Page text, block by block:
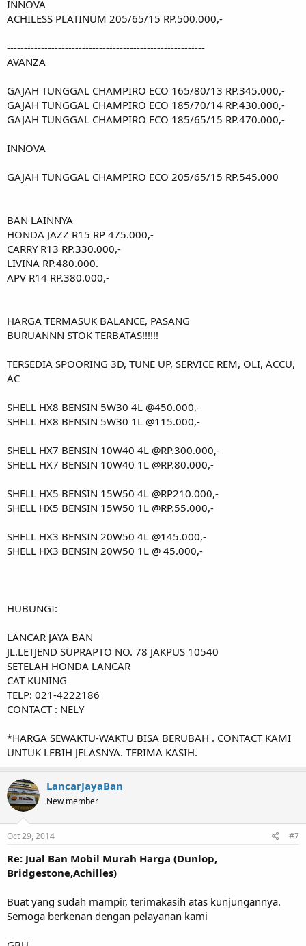
INNOVA
ACHILESS PLATINUM 205/65/15 RP.500.000,-
----------------------------------------------------------
AVANZA
GAJAH TUNGGAL CHAMPIRO ECO 165/80/13 RP.345.000,-
GAJAH TUNGGAL CHAMPIRO ECO 185/70/14 RP.430.000,-
GAJAH TUNGGAL CHAMPIRO ECO 185/65/15 RP.470.000,-
INNOVA
GAJAH TUNGGAL CHAMPIRO ECO 205/65/15 RP.545.000
BAN LAINNYA
HONDA JAZZ R15 RP 475.000,-
CARRY R13 RP.330.000,-
LIVINA RP.480.000.
APV R14 RP.380.000,-
HARGA TERMASUK BALANCE, PASANG
BURUANNN STOK TERBATAS!!!!!!
TERSEDIA SPOORING 3D, TUNE UP, SERVICE REM, OLI, ACCU,
AC
SHELL HX8 BENSIN 5W30 4L @450.000,-
SHELL HX8 BENSIN 5W30 1L @115.000,-
SHELL HX7 BENSIN 10W40 4L @RP.300.000,-
SHELL HX7 BENSIN 10W40 1L @RP.80.000,-
SHELL HX5 BENSIN 15W50 4L @RP210.000,-
SHELL HX5 BENSIN 15W50 1L @RP.55.000,-
SHELL HX3 BENSIN 20W50 4L @145.000,-
SHELL HX3 BENSIN 20W50 1L @ 45.000,-
HUBUNGI:
LANCAR JAYA BAN
JL.LETJEND SUPRAPTO NO. 78 JAKPUS 10540
SETELAH HONDA LANCAR
CAT KUNING
TELP: 021-4222186
CONTACT : NELY
*HARGA SEWAKTU-WAKTU BISA BERUBAH . CONTACT KAMI
UNTUK LEBIH JELASNYA. TERIMA KASIH.
LancarJayaBan
New member
Oct 29, 2014 #7
Re: Jual Ban Mobil Murah Harga (Dunlop,
Bridgestone,Achilles)
Buat yang sudah mampir, terimakasih atas kunjungannya.
Semoga berkenan dengan pelayanan kami